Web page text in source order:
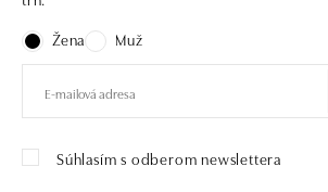
Žena
Muž
Súhlasím s odberom newslettera